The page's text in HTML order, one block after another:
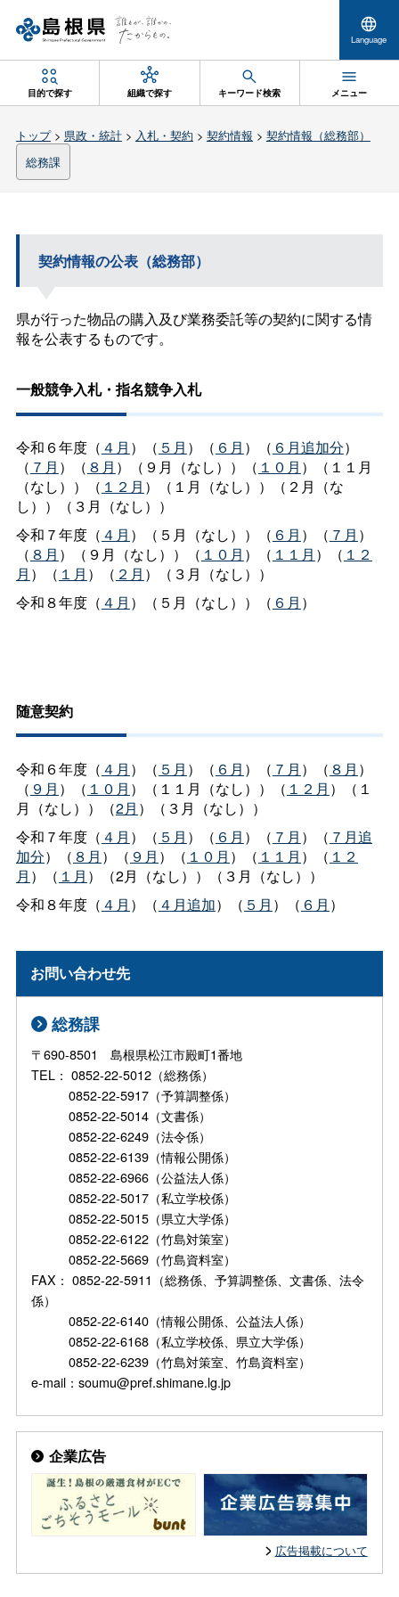
Language
目的で探す 組織で探す キーワード検索 メニュー
トップ> 県政・統計> 入札・契約 > 契約情報 > 契約情報（総務部）
総務課
契約情報の公表（総務部）
県が行った物品の購入及び業務委託等の契約に関する情
報を公表するものです。
一般競争入札・指名競争入札
令和６年度（ ４月 ）（ ５月 ）（ ６月 ）（ ６月追加分）
（ ７月 ）（ ８月 ）（９月（なし））（ １０月 ）（１１月
（なし））（ １２月 ）（１月（なし））（２月（な
し））（３月（なし））
令和７年度（ ４月 ）（５月（なし））（ ６月 ）（ ７月 ）
（ ８月 ）（９月（なし））（ １０月 ）（ １１月 ）（ １２
月 ）（ １月 ）（ ２月 ）（３月（なし））
令和８年度（ ４月 ）（５月（なし））（ ６月 ）
随意契約
令和６年度（ ４月 ）（ ５月 ）（ ６月 ）（ ７月 ）（ ８月 ）
（ ９月 ）（ １０月 ）（１１月（なし））（ １２月 ）（１
月（なし））（2月 ）（３月（なし））
令和７年度（ ４月 ）（ ５月 ）（ ６月 ）（ ７月 ）（ ７月追
加分）（ ８月 ）（ ９月 ）（ １０月 ）（ １１月 ）（ １２
月 ）（ １月 ）（2月（なし））（３月（なし））
令和８年度（ ４月 ）（ ４月追加）（ ５月 ）（ ６月 ）
お問い合わせ先
総務課
〒690-8501 島根県松江市殿町1番地
TEL： 0852-22-5012（総務係）
0852-22-5917（予算調整係）
0852-22-5014（文書係）
0852-22-6249（法令係）
0852-22-6139（情報公開係）
0852-22-6966（公益法人係）
0852-22-5017（私立学校係）
0852-22-5015（県立大学係）
0852-22-6122（竹島対策室）
0852-22-5669（竹島資料室）
FAX： 0852-22-5911（総務係、予算調整係、文書係、法令
係）
0852-22-6140（情報公開係、公益法人係）
0852-22-6168（私立学校係、県立大学係）
0852-22-6239（竹島対策室、竹島資料室）
e-mail：soumu@pref.shimane.lg.jp
企業広告
広告掲載について